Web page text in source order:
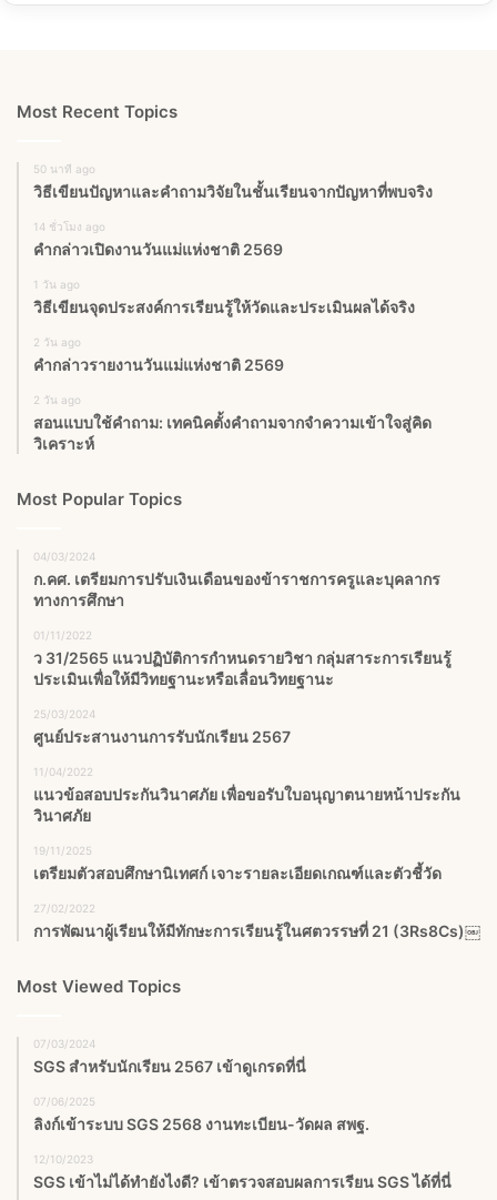
Most Recent Topics
50 นาที ago
วิธีเขียนปัญหาและคำถามวิจัยในชั้นเรียนจากปัญหาที่พบจริง
14 ชั่วโมง ago
คำกล่าวเปิดงานวันแม่แห่งชาติ 2569
1 วัน ago
วิธีเขียนจุดประสงค์การเรียนรู้ให้วัดและประเมินผลได้จริง
2 วัน ago
คำกล่าวรายงานวันแม่แห่งชาติ 2569
2 วัน ago
สอนแบบใช้คำถาม: เทคนิคตั้งคำถามจากจำความเข้าใจสู่คิด
วิเคราะห์
Most Popular Topics
04/03/2024
ก.คศ. เตรียมการปรับเงินเดือนของข้าราชการครูและบุคลากร
ทางการศึกษา
01/11/2022
ว 31/2565 แนวปฏิบัติการกำหนดรายวิชา กลุ่มสาระการเรียนรู้
ประเมินเพื่อให้มีวิทยฐานะหรือเลื่อนวิทยฐานะ
25/03/2024
ศูนย์ประสานงานการรับนักเรียน 2567
11/04/2022
แนวข้อสอบประกันวินาศภัย เพื่อขอรับใบอนุญาตนายหน้าประกัน
วินาศภัย
19/11/2025
เตรียมตัวสอบศึกษานิเทศก์ เจาะรายละเอียดเกณฑ์และตัวชี้วัด
27/02/2022
การพัฒนาผู้เรียนให้มีทักษะการเรียนรู้ในศตวรรษที่ 21 (3Rs8Cs)￼
Most Viewed Topics
07/03/2024
SGS สําหรับนักเรียน 2567 เข้าดูเกรดที่นี่
07/06/2025
ลิงก์เข้าระบบ SGS 2568 งานทะเบียน-วัดผล สพฐ.
12/10/2023
SGS เข้าไม่ได้ทำยังไงดี? เข้าตรวจสอบผลการเรียน SGS ได้ที่นี่